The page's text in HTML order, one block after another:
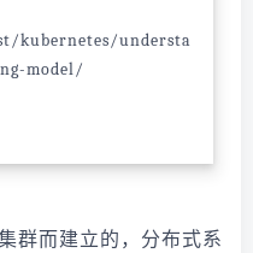
kubernetes/understa
model/
群而建立的，分布式系